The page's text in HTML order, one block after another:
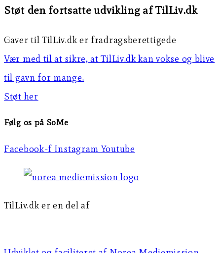
Støt den fortsatte udvikling af TilLiv.dk
Gaver til TilLiv.dk er fradragsberettigede
Vær med til at sikre, at TilLiv.dk kan vokse og blive
til gavn for mange.
Støt her
Følg os på SoMe
Facebook-f Instagram Youtube
TilLiv.dk er en del af